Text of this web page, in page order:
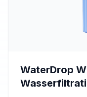
WaterDrop